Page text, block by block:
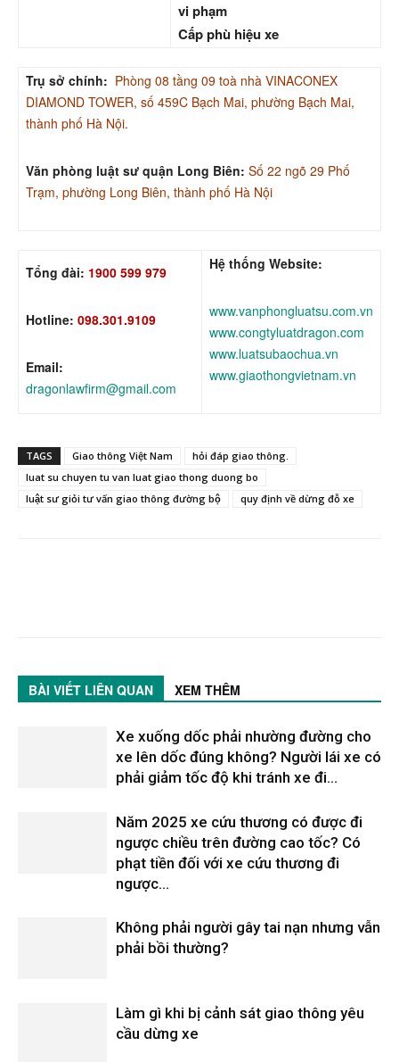
vi phạm
Cấp phù hiệu xe
Trụ sở chính: Phòng 08 tầng 09 toà nhà VINACONEX
DIAMOND TOWER, số 459C Bạch Mai, phường Bạch Mai,
thành phố Hà Nội.
Văn phòng luật sư quận Long Biên: Số 22 ngõ 29 Phố
Trạm, phường Long Biên, thành phố Hà Nội
Tổng đài: 1900 599 979
Hotline: 098.301.9109
Email:
dragonlawfirm@gmail.com
Hệ thống Website:
www.vanphongluatsu.com.vn
www.congtyluatdragon.com
www.luatsubaochua.vn
www.giaothongvietnam.vn
TAGS Giao thông Việt Nam
hỏi đáp giao thông.
luat su chuyen tu van luat giao thong duong bo
luật sư giỏi tư vấn giao thông đường bộ
quy định về dừng đỗ xe
BÀI VIẾT LIÊN QUAN XEM THÊM
Xe xuống dốc phải nhường đường cho
xe lên dốc đúng không? Người lái xe có
phải giảm tốc độ khi tránh xe đi...
Năm 2025 xe cứu thương có được đi
ngược chiều trên đường cao tốc? Có
phạt tiền đối với xe cứu thương đi
ngược...
Không phải người gây tai nạn nhưng vẫn
phải bồi thường?
Làm gì khi bị cảnh sát giao thông yêu
cầu dừng xe